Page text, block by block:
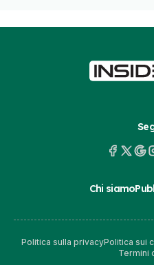
Chi siamo
Politica sulla privacyPolitica sui
Termini